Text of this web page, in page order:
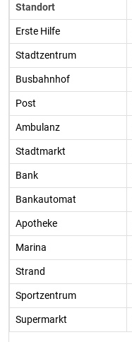
Standort
Erste Hilfe
Stadtzentrum
Busbahnhof
Post
Ambulanz
Stadtmarkt
Bank
Bankautomat
Apotheke
Marina
Strand
Sportzentrum
Supermarkt